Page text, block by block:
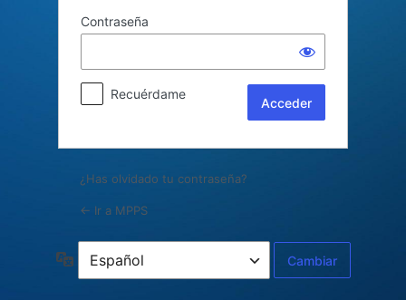
Contraseña
Recuérdame
¿Has olvidado tu contraseña?
← Ir a MPPS
Idioma